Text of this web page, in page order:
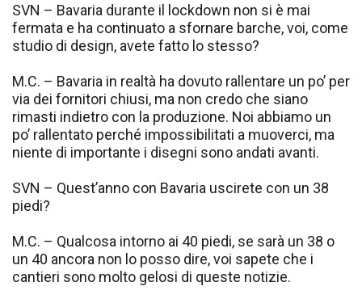
SVN – Bavaria durante il lockdown non si è mai
fermata e ha continuato a sfornare barche, voi, come
studio di design, avete fatto lo stesso?
M.C. – Bavaria in realtà ha dovuto rallentare un po’ per
via dei fornitori chiusi, ma non credo che siano
rimasti indietro con la produzione. Noi abbiamo un
po’ rallentato perché impossibilitati a muoverci, ma
niente di importante i disegni sono andati avanti.
SVN – Quest’anno con Bavaria uscirete con un 38
piedi?
M.C. – Qualcosa intorno ai 40 piedi, se sarà un 38 o
un 40 ancora non lo posso dire, voi sapete che i
cantieri sono molto gelosi di queste notizie.